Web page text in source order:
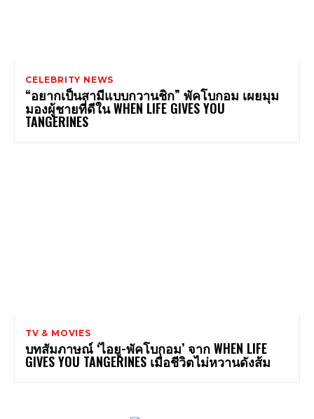
CELEBRITY NEWS
“อยากเป็นสามีแบบกวานชิก” พัคโบกอม เผยมุม
มองผู้ชายที่ดีใน WHEN LIFE GIVES YOU
TANGERINES
TV & MOVIES
บทสัมภาษณ์ ‘ไอยู-พัคโบกอม’ จาก WHEN LIFE
GIVES YOU TANGERINES เมื่อชีวิตไม่หวานดังส้ม